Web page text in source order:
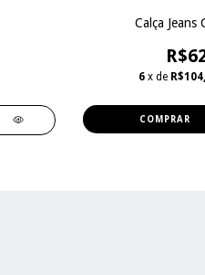
Calça Jeans
6 x de
COMPRAR